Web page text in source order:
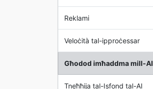
Reklami
Veloċità tal-ipproċessar
Għodod imħaddma mill-AI
Tneħħija tal-Isfond tal-AI